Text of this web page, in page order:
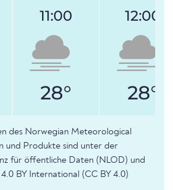
11:00
28°
12:00
28°
des Norwegian Meteorological
und Produkte sind unter der
für öffentliche Daten (NLOD) und
BY International (CC BY 4.0)